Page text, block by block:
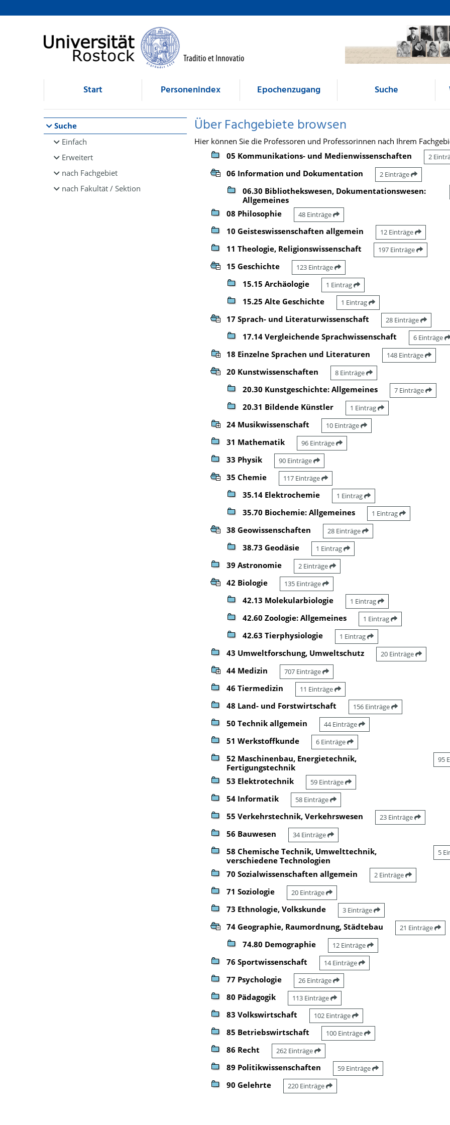
Browsen
direkt zum Inhalt
Start Personenindex Epochenzugang Suche
Suche
Einfach
Erweitert
nach Fachgebiet
nach Fakultät / Sektion
Über Fachgebiete browsen
Hier können Sie die Professoren und Professorinnen nach Ihrem
05 Kommunikations- und Medienwissenschaften
2
06 Information und Dokumentation 2 Einträge
06.30 Bibliothekswesen, Dokumentationswesen:
Allgemeines
08 Philosophie 48 Einträge
10 Geisteswissenschaften allgemein 12 Einträge
11 Theologie, Religionswissenschaft 197 Einträge
15 Geschichte 123 Einträge
15.15 Archäologie 1 Eintrag
15.25 Alte Geschichte 1 Eintrag
17 Sprach- und Literaturwissenschaft 28 Einträge
17.14 Vergleichende Sprachwissenschaft 6 Einträge
18 Einzelne Sprachen und Literaturen 148 Einträge
20 Kunstwissenschaften 8 Einträge
20.30 Kunstgeschichte: Allgemeines 7 Einträge
20.31 Bildende Künstler 1 Eintrag
24 Musikwissenschaft 10 Einträge
31 Mathematik 96 Einträge
33 Physik 90 Einträge
35 Chemie 117 Einträge
35.14 Elektrochemie 1 Eintrag
35.70 Biochemie: Allgemeines 1 Eintrag
38 Geowissenschaften 28 Einträge
38.73 Geodäsie 1 Eintrag
39 Astronomie 2 Einträge
42 Biologie 135 Einträge
42.13 Molekularbiologie 1 Eintrag
42.60 Zoologie: Allgemeines 1 Eintrag
42.63 Tierphysiologie 1 Eintrag
43 Umweltforschung, Umweltschutz 20 Einträge
44 Medizin 707 Einträge
46 Tiermedizin 11 Einträge
48 Land- und Forstwirtschaft 156 Einträge
50 Technik allgemein 44 Einträge
51 Werkstoffkunde 6 Einträge
52 Maschinenbau, Energietechnik,
Fertigungstechnik
95
53 Elektrotechnik 59 Einträge
54 Informatik 58 Einträge
55 Verkehrstechnik, Verkehrswesen 23 Einträge
56 Bauwesen 34 Einträge
58 Chemische Technik, Umwelttechnik,
verschiedene Technologien
5
70 Sozialwissenschaften allgemein 2 Einträge
71 Soziologie 20 Einträge
73 Ethnologie, Volkskunde 3 Einträge
74 Geographie, Raumordnung, Städtebau 21 Einträge
74.80 Demographie 12 Einträge
76 Sportwissenschaft 14 Einträge
77 Psychologie 26 Einträge
80 Pädagogik 113 Einträge
83 Volkswirtschaft 102 Einträge
85 Betriebswirtschaft 100 Einträge
86 Recht 262 Einträge
89 Politikwissenschaften 59 Einträge
90 Gelehrte 220 Einträge